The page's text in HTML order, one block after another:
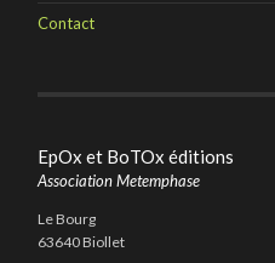
Contact
EpOx et BoTOx éditions
Association Metemphase
Le Bourg
63640 Biollet